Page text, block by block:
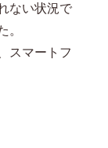
ない状況で
。
スマートフ